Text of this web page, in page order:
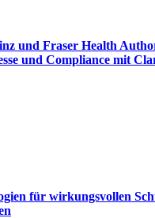
und Fraser Health
und Compliance mit
für wirkungsvollen